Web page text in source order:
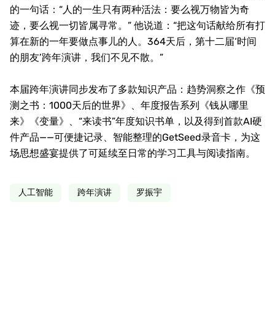
的一句话：“人的一生只有两种活法：要么视万物皆为奇
迹，要么视一切皆属寻常。” 他说道：“把这句话献给所有打
算在新的一年要做点事儿的人。 364天后，第十二届‘时间
的朋友’跨年演讲，我们不见不散。”
本届跨年演讲同步发布了多款知识产品：趋势洞察之作《预
测之书： 1000天后的世界》、年度报告系列《钱从哪里
来》《变量》、“来读书”年度知识书单，以及得到首款AI硬
件产品——可便捷记录、智能整理的GetSeed录音卡，为这
场思想盛宴提供了可延续至日常的学习工具与阅读指南。
人工智能 跨年演讲 罗振宇